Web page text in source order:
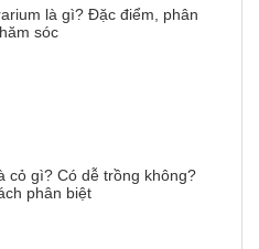
là gì? Đặc điểm, phân
sóc
cỏ gì? Có dễ trồng không?
phân biệt